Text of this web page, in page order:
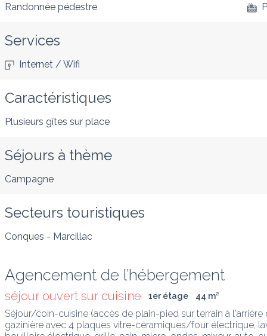
Randonnée pédestre
Services
Internet / Wifi
Caractéristiques
Plusieurs gîtes sur place
Séjours à thème
Campagne
Secteurs touristiques
Conques - Marcillac
Agencement de l’hébergement
séjour ouvert sur cuisine 1er étage 44 m²
Séjour/coin-cuisine (accès de plain-pied sur terrain à l'arrière
gazinière avec 4 plaques vitre-céramiques/four électrique,